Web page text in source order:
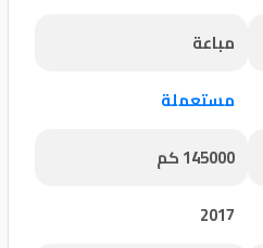
مباعة
مستعملة
145000 كم
2017